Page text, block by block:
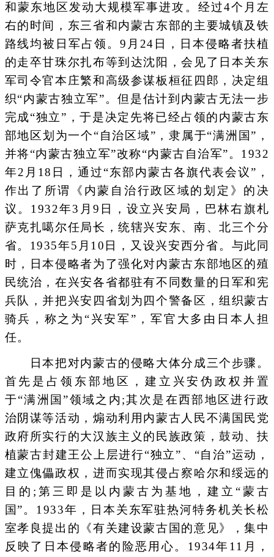
和蒙东地区发动大规模军事进攻。经过4个月左
右的时间，东三省和内蒙古东部的主要城镇及铁
路线均被日军占领。9月24日，日本侵略者扶植
的走卒甘珠尔扎布等到达沈阳，会见了日本关东
军司令官本庄繁和高级参谋板桓征四郎，决定组
织“内蒙古独立军”。但是估计到内蒙古无法一步
完成“独立”，于是决定先将已经占领的内蒙古东
部地区划为一个“自治区域”，隶属于“满洲国”，
并将“内蒙古独立军”改称“内蒙古自治军”。1932
年2月18日，通过“东部内蒙古各旗代表会议”，
作出了所谓《内蒙自治行政区域的划定》的决
议。1932年3月9日，设立兴安局，巴林右旗札
萨克扎噶尔任局长，统辖兴安东、南、北三个分
省。1935年5月10日，又设兴安西分省。与此同
时，日本侵略者为了强化对内蒙古东部地区的殖
民统治，在兴安各省都驻有不同数量的日军和宪
兵队，并把兴安四省划为四个警备区，组织蒙古
骑兵，称之为“兴安军”，军官大多由日本人担
任。
日本把对内蒙古的侵略大体分成三个步骤。
首先是占领东部地区，建立兴安伪政权并置
于“满洲国”领域之内;其次是在西部地区进行政
治阴谋等活动，煽动利用内蒙古人民不满国民党
政府所实行的大汉族主义的民族政策，鼓动、扶
植蒙古封建王公上层进行“独立”、“自治”运动，
建立傀儡政权，进而实现其侵占察哈尔和绥远的
目的;第三即是以内蒙古为基地，建立“蒙古
国”。1933年，日本关东军驻热河特务机关长松
室孝良提出的《有关建设蒙古国的意见》，集中
反映了日本侵略者的险恶用心。1934年11月，